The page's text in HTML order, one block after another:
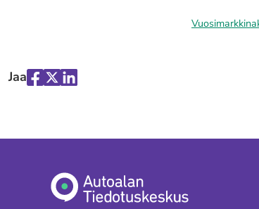
Jaa
"Facebook"
"X""LinkedIn"